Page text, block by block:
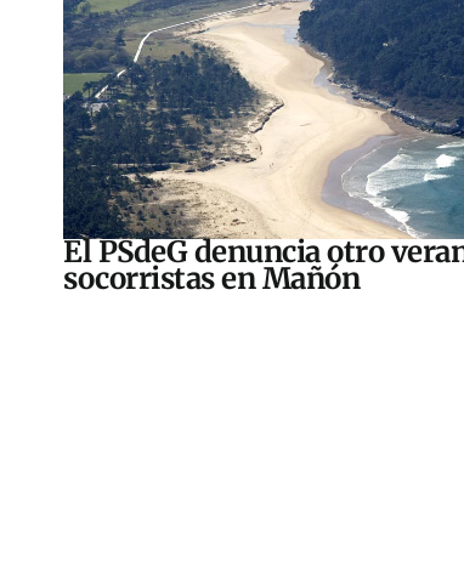
El PSdeG denuncia otro
socorristas en Mañón